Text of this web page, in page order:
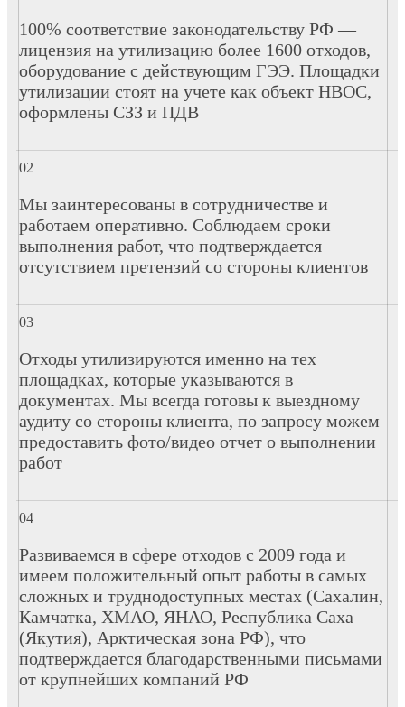
100% соответствие законодательству РФ —
лицензия на утилизацию более 1600 отходов,
оборудование с действующим ГЭЭ. Площадки
утилизации стоят на учете как объект НВОС,
оформлены СЗЗ и ПДВ
Мы заинтересованы в сотрудничестве и
работаем оперативно. Соблюдаем сроки
выполнения работ, что подтверждается
отсутствием претензий со стороны клиентов
Отходы утилизируются именно на тех
площадках, которые указываются в
документах. Мы всегда готовы к выездному
аудиту со стороны клиента, по запросу можем
предоставить фото/видео отчет о выполнении
работ
Развиваемся в сфере отходов с 2009 года и
имеем положительный опыт работы в самых
сложных и труднодоступных местах (Сахалин,
Камчатка, ХМАО, ЯНАО, Республика Саха
(Якутия), Арктическая зона РФ), что
подтверждается благодарственными письмами
от крупнейших компаний РФ